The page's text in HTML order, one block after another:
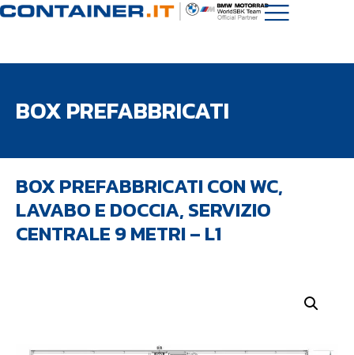
BOX PREFABBRICATI
BOX PREFABBRICATI CON WC,
LAVABO E DOCCIA, SERVIZIO
CENTRALE 9 METRI – L1